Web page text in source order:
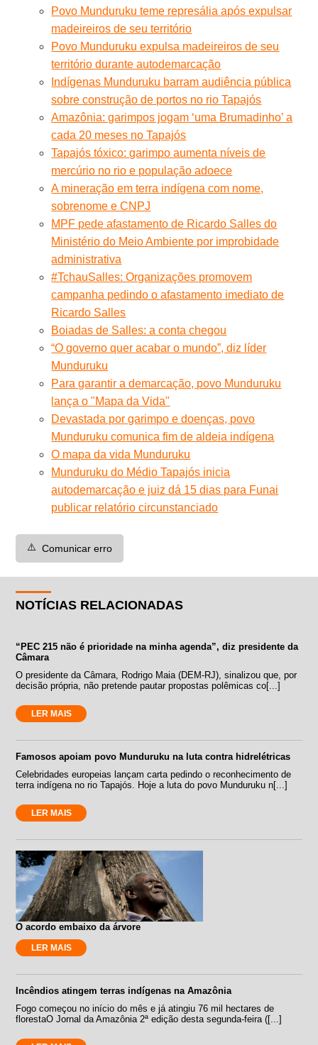
Povo Munduruku teme represália após expulsar
madeireiros de seu território
Povo Munduruku expulsa madeireiros de seu
território durante autodemarcação
Indígenas Munduruku barram audiência pública
sobre construção de portos no rio Tapajós
Amazônia: garimpos jogam ‘uma Brumadinho’ a
cada 20 meses no Tapajós
Tapajós tóxico: garimpo aumenta níveis de
mercúrio no rio e população adoece
A mineração em terra indígena com nome,
sobrenome e CNPJ
MPF pede afastamento de Ricardo Salles do
Ministério do Meio Ambiente por improbidade
administrativa
#TchauSalles: Organizações promovem
campanha pedindo o afastamento imediato de
Ricardo Salles
Boiadas de Salles: a conta chegou
“O governo quer acabar o mundo”, diz líder
Munduruku
Para garantir a demarcação, povo Munduruku
lança o "Mapa da Vida"
Devastada por garimpo e doenças, povo
Munduruku comunica fim de aldeia indígena
O mapa da vida Munduruku
Munduruku do Médio Tapajós inicia
autodemarcação e juiz dá 15 dias para Funai
publicar relatório circunstanciado
⚠️ Comunicar erro
NOTÍCIAS RELACIONADAS
“PEC 215 não é prioridade na minha agenda”, diz presidente da
Câmara
O presidente da Câmara, Rodrigo Maia (DEM-RJ), sinalizou que, por
decisão própria, não pretende pautar propostas polêmicas co[...]
LER MAIS
Famosos apoiam povo Munduruku na luta contra hidrelétricas
Celebridades europeias lançam carta pedindo o reconhecimento de
terra indígena no rio Tapajós. Hoje a luta do povo Munduruku n[...]
LER MAIS
O acordo embaixo da árvore
LER MAIS
Incêndios atingem terras indígenas na Amazônia
Fogo começou no início do mês e já atingiu 76 mil hectares de
florestaO Jornal da Amazônia 2ª edição desta segunda-feira ([...]